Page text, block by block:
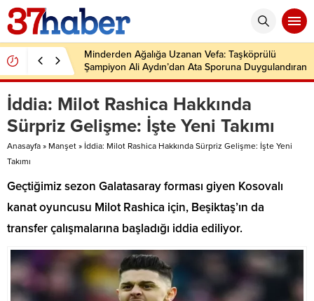
Minderden Ağalığa Uzanan Vefa: Taşköprülü
Şampiyon Ali Aydın’dan Ata Sporuna Duygulandıran
Dönüş
İddia: Milot Rashica Hakkında
Sürpriz Gelişme: İşte Yeni Takımı
Anasayfa » Manşet » İddia: Milot Rashica Hakkında Sürpriz Gelişme: İşte Yeni
Takımı
Geçtiğimiz sezon Galatasaray forması giyen Kosovalı
kanat oyuncusu Milot Rashica için, Beşiktaş’ın da
transfer çalışmalarına başladığı iddia ediliyor.